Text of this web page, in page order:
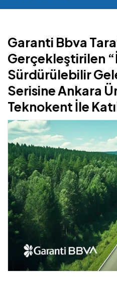
Garanti Bbva
Gerçekleştirilen
Sürdürülebilir
Serisine Ankara
Teknokent İle